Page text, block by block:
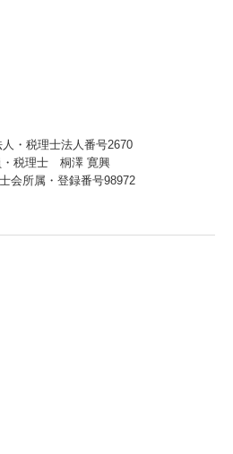
・税理士法人番号2670
・税理士 桐澤 寛興
会所属・登録番号98972